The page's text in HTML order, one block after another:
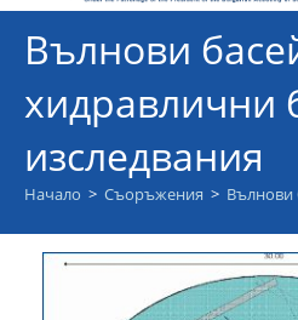
Вълнови
хидравлични
изследвания
Начало > Съоръжения > Вълнови